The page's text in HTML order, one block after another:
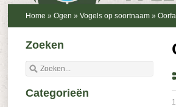
Home » Ogen » Vogels op soortnaam »
Zoeken
Categorieën